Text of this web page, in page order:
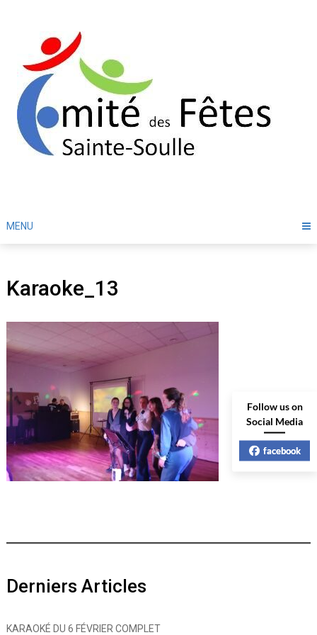
MENU
Karaoke_13
Derniers Articles
KARAOKÉ DU 6 FÉVRIER COMPLET
Follow us on
Social Media
facebook